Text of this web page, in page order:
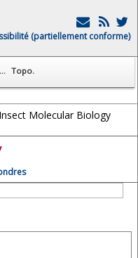
(partiellement conforme)
Topo.
Insect Molecular Biology